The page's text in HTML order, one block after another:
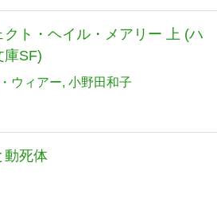
クト・ヘイル・メアリー 上 (ハ
庫SF)
ウィアー 小野田和子
動死体